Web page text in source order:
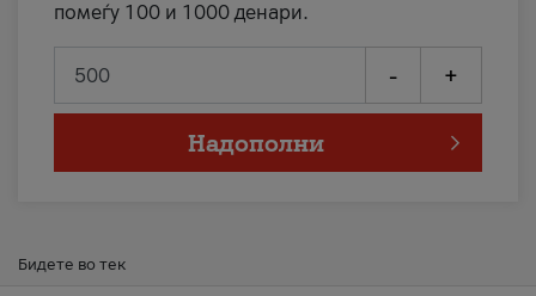
помеѓу 100 и 1000 денари.
- +
Надополни
Бидете во тек